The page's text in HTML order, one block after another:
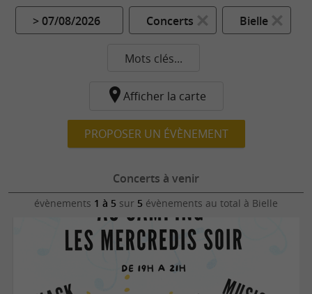
> 07/08/2026 Concerts Bielle
Mots clés...
Afficher la carte
PROPOSER UN ÉVÈNEMENT
Concerts à venir
évènements 1 à 5 sur 5 évènements au total à Bielle